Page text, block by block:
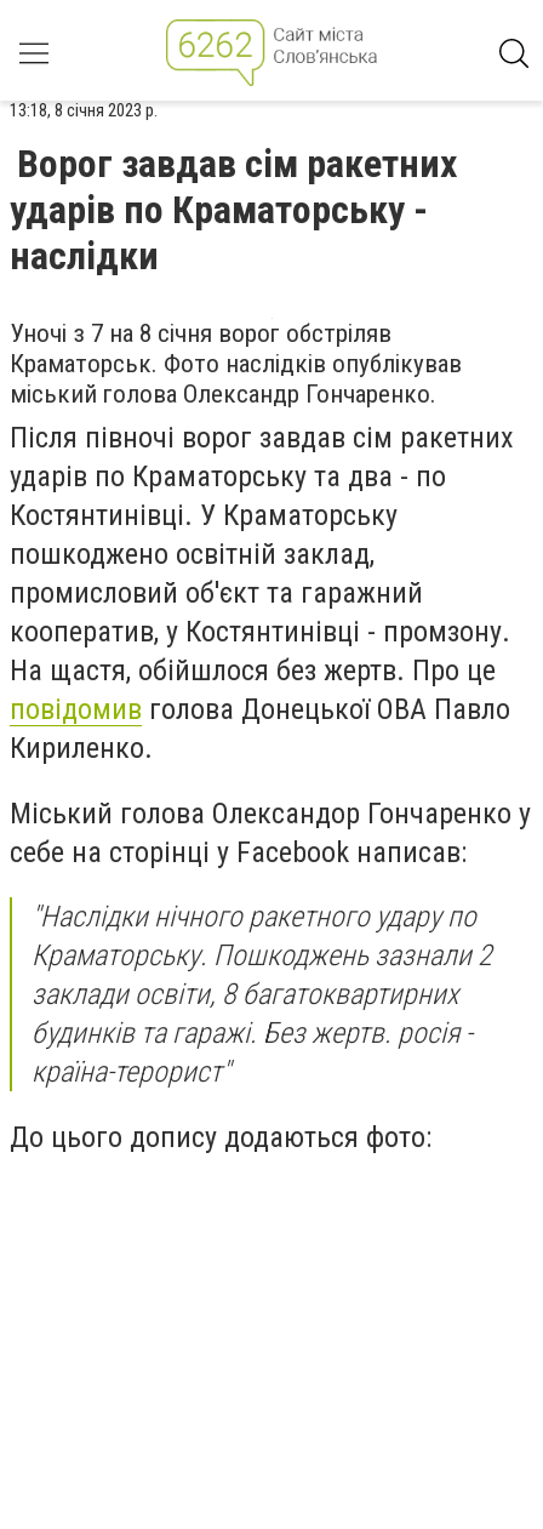
13:18, 8 січня 2023 р.
Ворог завдав сім ракетних
ударів по Краматорську -
наслідки
Уночі з 7 на 8 січня ворог обстріляв
Краматорськ. Фото наслідків опублікував
міський голова Олександр Гончаренко.
Після півночі ворог завдав сім ракетних
ударів по Краматорську та два - по
Костянтинівці. У Краматорську
пошкоджено освітній заклад,
промисловий об'єкт та гаражний
кооператив, у Костянтинівці - промзону.
На щастя, обійшлося без жертв. Про це
повідомив голова Донецької ОВА Павло
Кириленко.
Міський голова Олександор Гончаренко у
себе на сторінці у Facebook написав:
"Наслідки нічного ракетного удару по
Краматорську. Пошкоджень зазнали 2
заклади освіти, 8 багатоквартирних
будинків та гаражі. Без жертв. росія -
країна-терорист"
До цього допису додаються фото: